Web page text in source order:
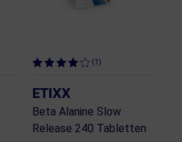
(1)
ETIXX
Beta Alanine Slow
Release 240 Tabletten